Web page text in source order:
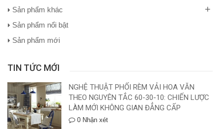
Sản phẩm khác +
Sản phẩm nổi bật
Sản phẩm mới
TIN TỨC MỚI
NGHỆ THUẬT PHỐI RÈM VẢI HOA VĂN
THEO NGUYÊN TẮC 60-30-10: CHIẾN LƯỢC
LÀM MỚI KHÔNG GIAN ĐẲNG CẤP
0 Nhận xét